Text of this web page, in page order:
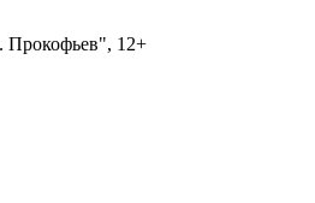
Прокофьев", 12+